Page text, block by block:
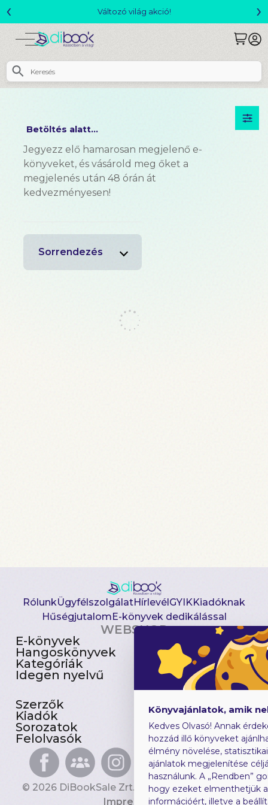
Csomagajánlatok- Akár 25%
‹ ›
Betöltés alatt...
Jegyezz elő hamarosan megjelenő e-
könyveket, és vásárold meg őket a
megjelenés után 48 órán át
kedvezményesen!
Sorrendezés
RólunkÜgyfélszolgálatHírlevélGYIKKiadóknak
HűségjutalomE-könyvek dedikálással
WEBSHOP
E-könyvek
Hangoskönyvek
Kategóriák
Idegen nyelvű
Csomagajánlatok
Akciósak
Előjegyezhetők
Újdonságok
Szerzők
Kiadók
Sorozatok
Felolvasók
Gyerekkönyvek
Heti toplista
Ajándékutalvány
Blog
© 2026 DiBookSale Zrt. Minden jog fenntartva.
Impresszum
Könyvajánlatok, amik
Kedves Olvasó! Annak
hozzád illő könyveket
élmény növelése,
ajánlatok megjelenítése
használunk. A „Rendben”
hogy ezeket elmenthetjük
információért, illetve a